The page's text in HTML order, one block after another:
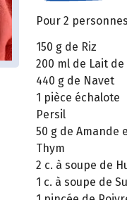
Pour 2 personnes
150 g de Riz
200 ml de Lait de
440 g de Navet
1 pièce échalote
Persil
50 g de Amande
Thym
2 c. à soupe de
1 c. à soupe de